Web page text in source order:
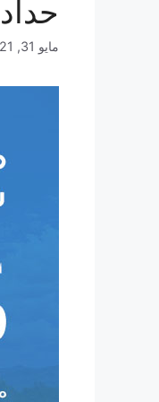
مايو 31, 2021